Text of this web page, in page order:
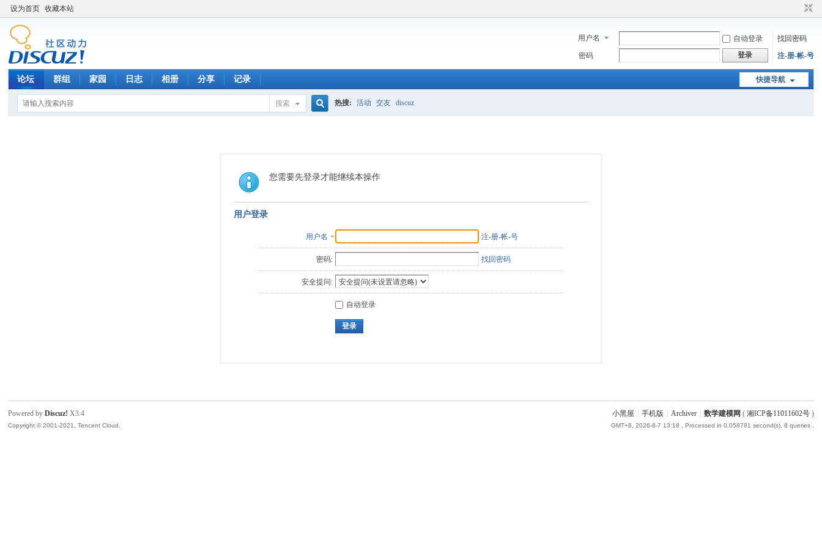
设为首页 收藏本站
用户名 自动登录
找回密码
密码
登录 注-册-帐-号
快捷导航
论坛 群组 家园 日志 相册 分享 记录
搜索
索
热搜: 活动 交友 discuz
您需要先登录才能继续本操作
用户登录
用户名 注-册-帐-号
密码: 找回密码
安全提问:
自动登录
登录
小黑屋 手机版 Archiver 数学建模网 ( 湘ICP备11011602号)
GMT+8, 2026-8-7 13:18 , Processed in 0.058781 second(s), 8 queries .
Powered byDiscuz! X3.4
Copyright © 2001-2021, Tencent Cloud.